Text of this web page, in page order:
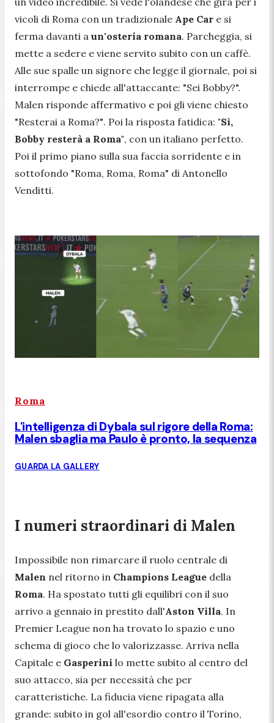
vicoli di Roma con un tradizionale Ape Car e si
ferma davanti a un'osteria romana. Parcheggia, si
mette a sedere e viene servito subito con un caffè.
Alle sue spalle un signore che legge il giornale, poi si
interrompe e chiede all'attaccante: "Sei Bobby?".
Malen risponde affermativo e poi gli viene chiesto
"Resterai a Roma?". Poi la risposta fatidica: "Sì,
Bobby resterà a Roma", con un italiano perfetto.
Poi il primo piano sulla sua faccia sorridente e in
sottofondo "Roma, Roma, Roma" di Antonello
Venditti.
Roma
L'intelligenza di Dybala sul rigore della Roma:
Malen sbaglia ma Paulo è pronto, la sequenza
GUARDA LA GALLERY
I numeri straordinari di Malen
Impossibile non rimarcare il ruolo centrale di
Malen nel ritorno in Champions League della
Roma. Ha spostato tutti gli equilibri con il suo
arrivo a gennaio in prestito dall'Aston Villa. In
Premier League non ha trovato lo spazio e uno
schema di gioco che lo valorizzasse. Arriva nella
Capitale e Gasperini lo mette subito al centro del
suo attacco, sia per necessità che per
caratteristiche. La fiducia viene ripagata alla
grande: subito in gol all'esordio contro il Torino,